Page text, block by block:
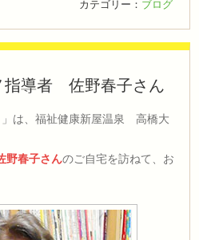
カテゴリー： ブログ
指導者 佐野春子さん
は、福祉健康新屋温泉 高橋大
野春子さんのご自宅を訪ねて、お